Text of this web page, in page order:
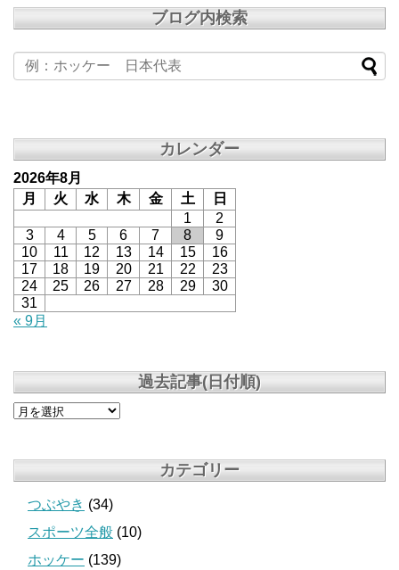
ブログ内検索
カレンダー
2026年8月
月
火 水 木 金 土
日
1
2
3
4 5 6 7 8
9
10
11 12 13 14 15
16
17
18 19 20 21 22
23
24
25 26 27 28 29
30
31
« 9月
過去記事(日付順)
カテゴリー
つぶやき (34)
スポーツ全般 (10)
ホッケー (139)